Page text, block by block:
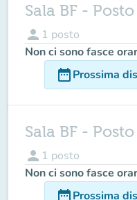
Sala BF -
person 1 posto
Non ci sono fasce
date_rangeProssima
Sala BF -
person 1 posto
Non ci sono fasce
date_rangeProssima